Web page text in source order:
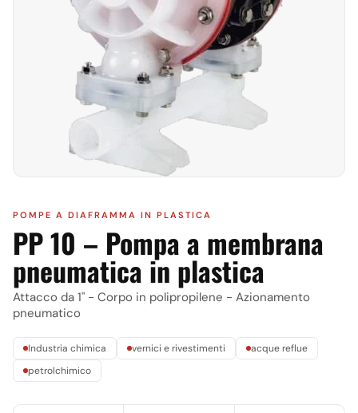
POMPE A DIAFRAMMA IN PLASTICA
PP 10 – Pompa a membrana
pneumatica in plastica
Attacco da 1" - Corpo in polipropilene - Azionamento
pneumatico
Industria chimica vernici e rivestimenti
acque reflue
petrolchimico